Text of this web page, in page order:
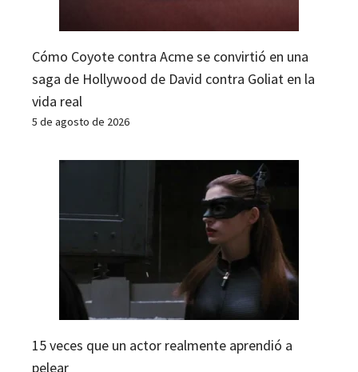
Cómo Coyote contra Acme se convirtió en una
saga de Hollywood de David contra Goliat en la
vida real
5 de agosto de 2026
15 veces que un actor realmente aprendió a
pelear